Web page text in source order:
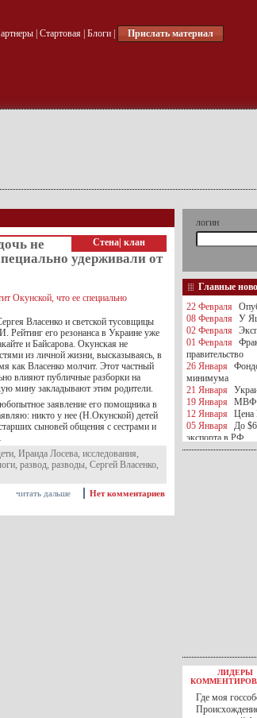
| Стартовая| Блоги| Прислать материал
Стена клан
не
удерживали от
Власенко и светской тусовщицы
его резонанса в Украине уже
и Байсарова. Окунская не
из личной жизни, высказываясь, в
как Власенко молчит. Этот частный
влияют публичные разборки на
мину закладывают этим родители.
заявление его помощника в
никто у нее (Н.Окунской) детей
сыновей общения с сестрами и
, Ираида Лосева, исследования,
, развод, разводы, Сергей Власенко,
Нет комментариев
читать дальше
логин
Главные
22 Февраля
08 Февраля
У
02 Февраля
01 Февраля
правительство
26 Января
минимума
21 Января
19 Января
МВФ
12 Января
Цена
05 Января
До
экспорта в РФ
05 Января
Киев
30 Ноября С 1
30 Ноября
РФ
27 Ноября
ВВП
госбюджете
ЛИДЕРЫ
Где моя